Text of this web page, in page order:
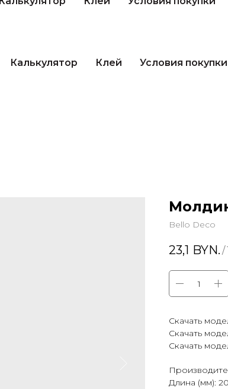
Калькулятор Клей Условия покупки
Bello Deco
23,1 BYN. /
Cкачать
Скачать
Скачать
Длина (мм):